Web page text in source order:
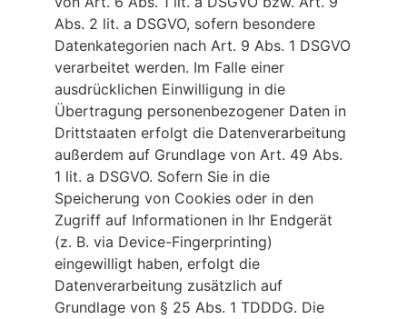
Abs. 2 lit. a DSGVO, sofern besondere
Datenkategorien nach Art. 9 Abs. 1 DSGVO
verarbeitet werden. Im Falle einer
ausdrücklichen Einwilligung in die
Übertragung personenbezogener Daten in
Drittstaaten erfolgt die Datenverarbeitung
außerdem auf Grundlage von Art. 49 Abs.
1 lit. a DSGVO. Sofern Sie in die
Speicherung von Cookies oder in den
Zugriff auf Informationen in Ihr Endgerät
(z. B. via Device-Fingerprinting)
eingewilligt haben, erfolgt die
Datenverarbeitung zusätzlich auf
Grundlage von § 25 Abs. 1 TDDDG. Die